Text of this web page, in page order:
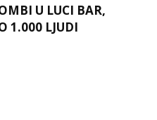
U LUCI BAR,
1.000 LJUDI